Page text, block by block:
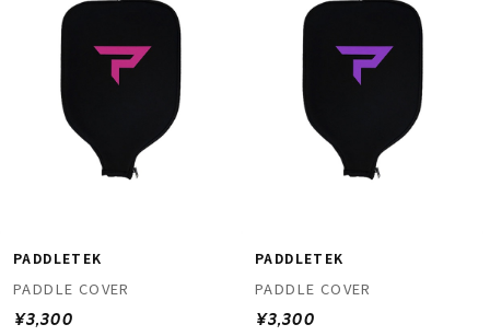
PADDLETEK
PADDLE COVER
¥3,300
PADDLETEK
PADDLE COVER
¥3,300